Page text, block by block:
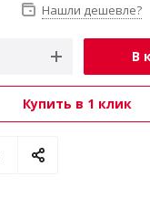
Нашли дешевле?
В
Купить в 1 клик